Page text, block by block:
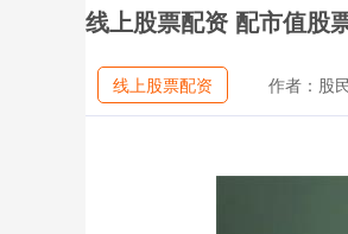
线上股票配资 配市值股
线上股票配资 作者：股